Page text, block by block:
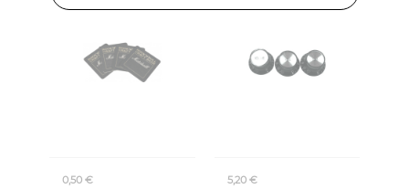
0,50 € 5,20 €